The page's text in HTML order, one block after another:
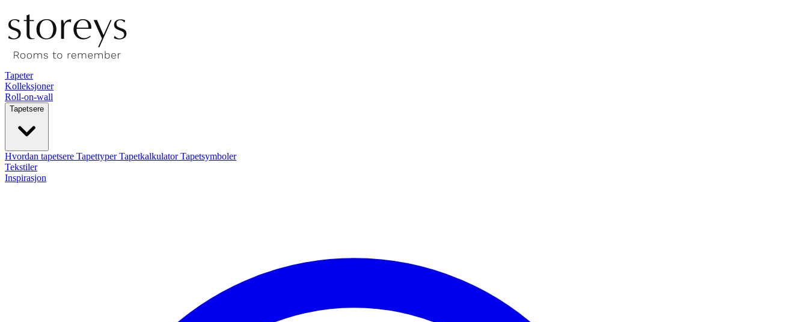
Tapeter
Kolleksjoner
Roll-on-wall
Tapetsere
Hvordan tapetsere TapettyperTapetkalkulatorTapetsymboler
Tekstiler
Inspirasjon